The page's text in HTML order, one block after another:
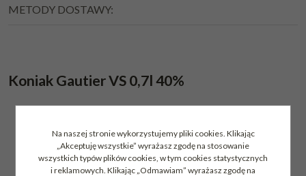
METODY DOSTAWY:
Koniak Gautier VS 0,7l 40%
Na naszej stronie wykorzystujemy pliki cookies. Klikając
„Akceptuję wszystkie” wyrażasz zgodę na stosowanie
wszystkich typów plików cookies, w tym cookies statystycznych
i reklamowych. Klikając „Odmawiam” wyrażasz zgodę na